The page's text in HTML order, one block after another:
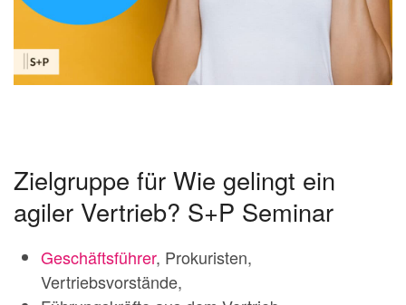
Zielgruppe für Wie gelingt ein
agiler Vertrieb? S+P Seminar
Geschäftsführer, Prokuristen,
Vertriebsvorstände,